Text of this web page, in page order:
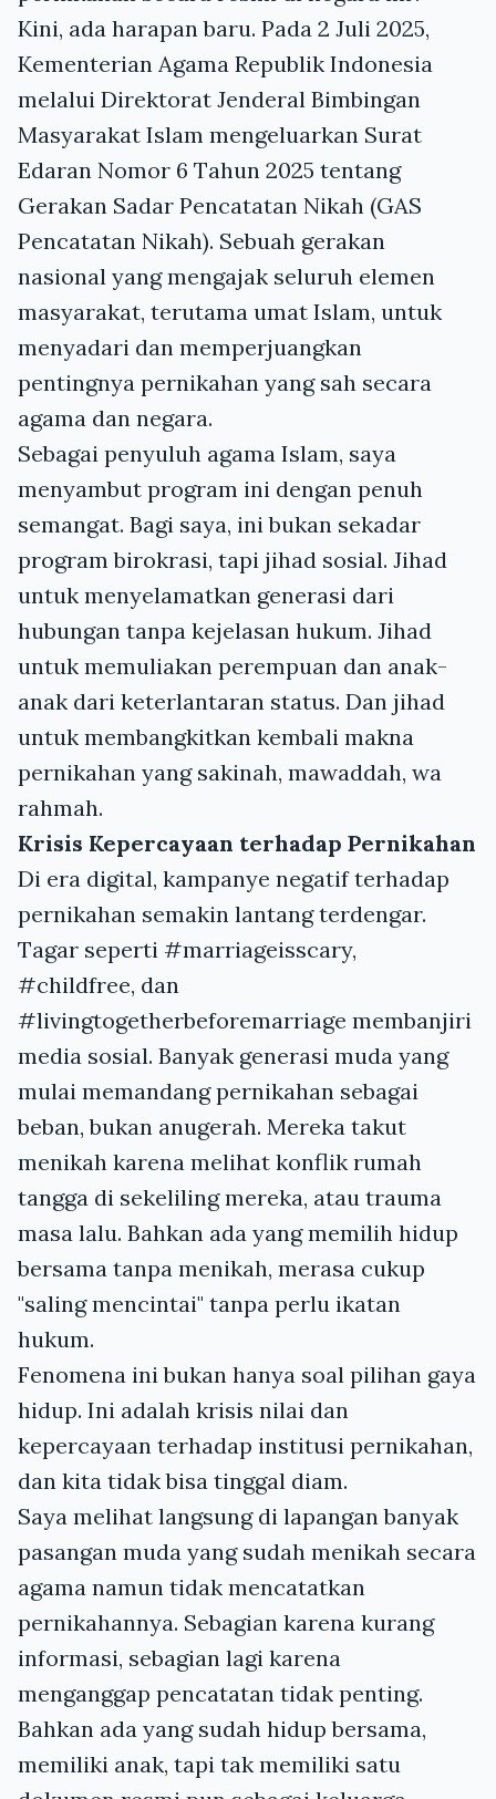
Kini, ada harapan baru. Pada 2 Juli 2025,
Kementerian Agama Republik Indonesia
melalui Direktorat Jenderal Bimbingan
Masyarakat Islam mengeluarkan Surat
Edaran Nomor 6 Tahun 2025 tentang
Gerakan Sadar Pencatatan Nikah (GAS
Pencatatan Nikah). Sebuah gerakan
nasional yang mengajak seluruh elemen
masyarakat, terutama umat Islam, untuk
menyadari dan memperjuangkan
pentingnya pernikahan yang sah secara
agama dan negara.
Sebagai penyuluh agama Islam, saya
menyambut program ini dengan penuh
semangat. Bagi saya, ini bukan sekadar
program birokrasi, tapi jihad sosial. Jihad
untuk menyelamatkan generasi dari
hubungan tanpa kejelasan hukum. Jihad
untuk memuliakan perempuan dan anak-
anak dari keterlantaran status. Dan jihad
untuk membangkitkan kembali makna
pernikahan yang sakinah, mawaddah, wa
rahmah.
Krisis Kepercayaan terhadap Pernikahan
Di era digital, kampanye negatif terhadap
pernikahan semakin lantang terdengar.
Tagar seperti #marriageisscary,
#childfree, dan
#livingtogetherbeforemarriage membanjiri
media sosial. Banyak generasi muda yang
mulai memandang pernikahan sebagai
beban, bukan anugerah. Mereka takut
menikah karena melihat konflik rumah
tangga di sekeliling mereka, atau trauma
masa lalu. Bahkan ada yang memilih hidup
bersama tanpa menikah, merasa cukup
"saling mencintai" tanpa perlu ikatan
hukum.
Fenomena ini bukan hanya soal pilihan gaya
hidup. Ini adalah krisis nilai dan
kepercayaan terhadap institusi pernikahan,
dan kita tidak bisa tinggal diam.
Saya melihat langsung di lapangan banyak
pasangan muda yang sudah menikah secara
agama namun tidak mencatatkan
pernikahannya. Sebagian karena kurang
informasi, sebagian lagi karena
menganggap pencatatan tidak penting.
Bahkan ada yang sudah hidup bersama,
memiliki anak, tapi tak memiliki satu